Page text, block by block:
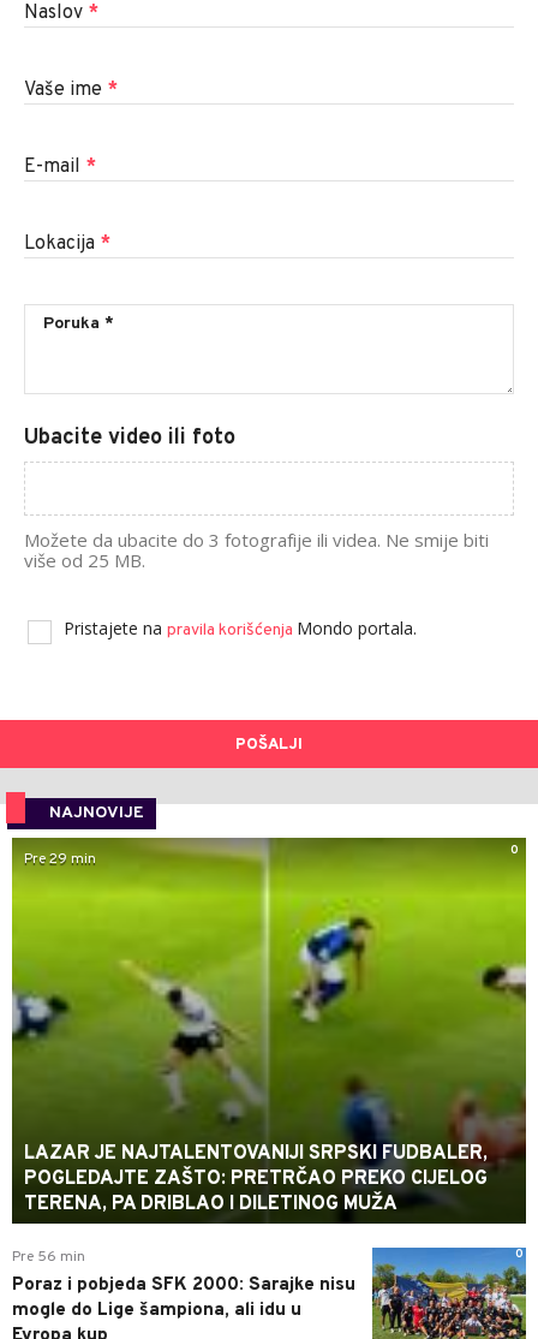
Naslov *
Vaše ime *
E-mail *
Lokacija *
Ubacite video ili foto
Možete da ubacite do 3 fotografije ili videa. Ne smije biti
više od 25 MB.
Pristajete na pravila korišćenja Mondo portala.
POŠALJI
NAJNOVIJE
0
Pre 29 min
LAZAR JE NAJTALENTOVANIJI SRPSKI FUDBALER,
POGLEDAJTE ZAŠTO: PRETRČAO PREKO CIJELOG
TERENA, PA DRIBLAO I DILETINOG MUŽA
0
Pre 56 min
Poraz i pobjeda SFK 2000: Sarajke nisu
mogle do Lige šampiona, ali idu u